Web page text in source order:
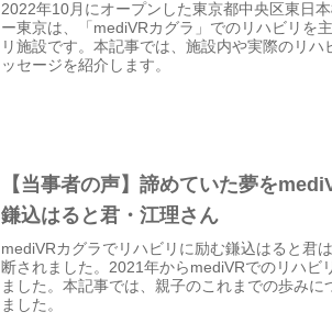
2022年10月にオープンした東京都中央区東日
ー東京は、「mediVRカグラ」でのリハビリを
リ施設です。本記事では、施設内や実際のリハ
ッセージを紹介します。
【当事者の声】諦めていた夢を
鎌込はると君・江理さん
mediVRカグラでリハビリに励む鎌込はると君
断されました。2021年からmediVRでのリハビ
ました。本記事では、親子のこれまでの歩み
ました。